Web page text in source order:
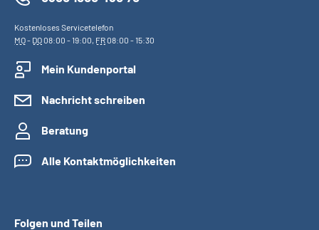
Kostenloses Servicetelefon
MO- DO08:00 - 19:00, FR08:00 - 15:30
Mein Kundenportal
Nachricht schreiben
Beratung
Alle Kontaktmöglichkeiten
Folgen und Teilen